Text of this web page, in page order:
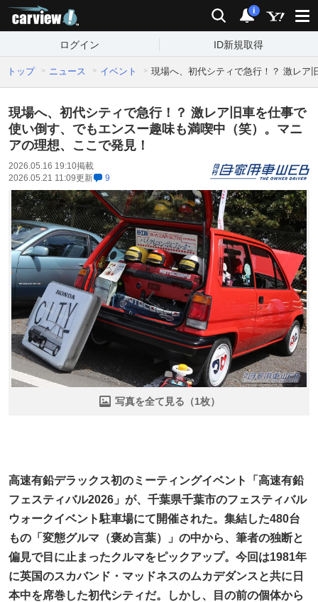
検索 通知
i
ログイン ID新規取得
トップ ニュース イベント 現場へ、初代シティで急行！？ 激レア
現場へ、初代シティで急行！？ 激レア旧車を仕事で
使い倒す、でもエンスー趣味も満喫中（笑）。マニ
アの理想、ここで発見！
2026.05.16 19:10掲載
2026.05.21 11:09更新 9
写真を全て見る（1枚）
高速有鉛デラックス初のミーティングイベント「高速有鉛
フェスティバル2026」が、千葉県千葉市のフェスティバル
ウォークイベント駐車場にて開催された。集結した480台
もの「変態グルマ（褒め言葉）」の中から、筆者の独断と
偏見で目に止まったクルマをピックアップ。今回は1981年
に英国のスカバンド・マッドネスのムカデダンスと共に日
本中を席巻した初代シティだ。しかし、目の前の個体から